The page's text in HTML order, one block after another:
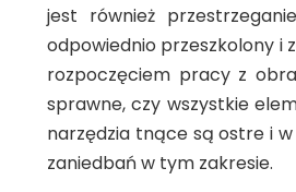
jest również
odpowiednio przeszkolony i
rozpoczęciem pracy z
sprawne, czy wszystkie
narzędzia tnące są ostre i
zaniedbań w tym zakresie.